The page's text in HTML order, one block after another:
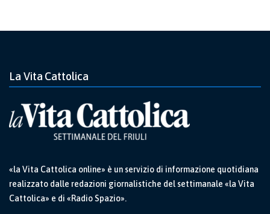
La Vita Cattolica
«la Vita Cattolica online» è un servizio di informazione quotidiana
realizzato dalle redazioni giornalistiche del settimanale «la Vita
Cattolica» e di «Radio Spazio».